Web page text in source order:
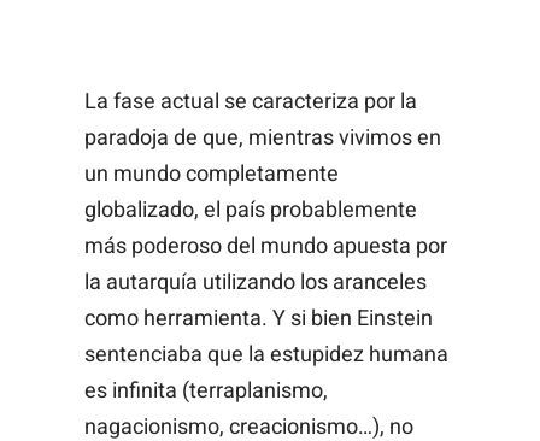
La fase actual se caracteriza por la
paradoja de que, mientras vivimos en
un mundo completamente
globalizado, el país probablemente
más poderoso del mundo apuesta por
la autarquía utilizando los aranceles
como herramienta. Y si bien Einstein
sentenciaba que la estupidez humana
es infinita (terraplanismo,
nagacionismo, creacionismo…), no